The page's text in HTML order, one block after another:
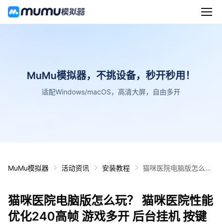
MuMu模拟器，不挑设备，秒开秒用！
适配Windows/macOS，高清大屏，自由多开
MuMu模拟器 活动资讯 安装教程
猫咪医院电脑版怎么
台挂机 按键设置教程
猫咪医院电脑版怎么玩？ 猫咪医院性能
优化240高帧 游戏多开 后台挂机 按键